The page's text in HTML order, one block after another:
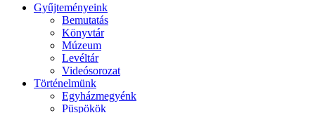
Gyűjteményeink
Bemutatás
Könyvtár
Múzeum
Levéltár
Videósorozat
Történelmünk
Egyházmegyénk
Püspökök